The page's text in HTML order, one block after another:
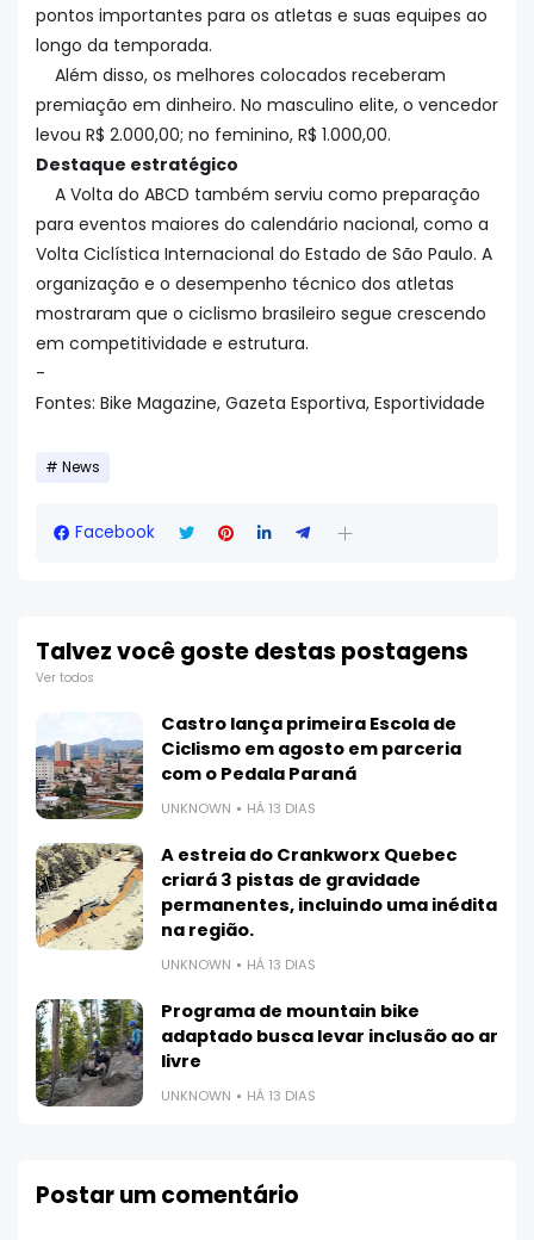
pontos importantes para os atletas e suas equipes ao
longo da temporada.
Além disso, os melhores colocados receberam
premiação em dinheiro. No masculino elite, o vencedor
levou R$ 2.000,00; no feminino, R$ 1.000,00.
Destaque estratégico
A Volta do ABCD também serviu como preparação
para eventos maiores do calendário nacional, como a
Volta Ciclística Internacional do Estado de São Paulo. A
organização e o desempenho técnico dos atletas
mostraram que o ciclismo brasileiro segue crescendo
em competitividade e estrutura.
-
Fontes: Bike Magazine, Gazeta Esportiva, Esportividade
News
Facebook
Talvez você goste destas postagens
Ver todos
Castro lança primeira Escola de
Ciclismo em agosto em parceria
com o Pedala Paraná
UNKNOWN HÁ 13 DIAS
A estreia do Crankworx Quebec
criará 3 pistas de gravidade
permanentes, incluindo uma inédita
na região.
UNKNOWN HÁ 13 DIAS
Programa de mountain bike
adaptado busca levar inclusão ao ar
livre
UNKNOWN HÁ 13 DIAS
Postar um comentário